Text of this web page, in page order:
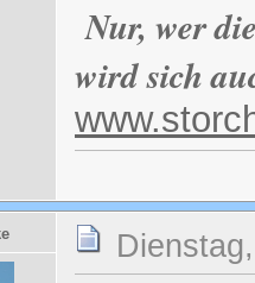
Nur, wer
wird sich